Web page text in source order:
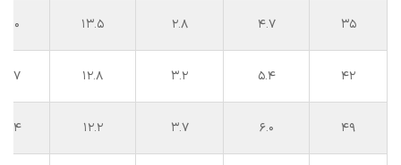
35
4.7
2.8
13.5
8.0
42
5.4
3.2
12.8
7.7
49
6.0
3.7
12.2
7.4